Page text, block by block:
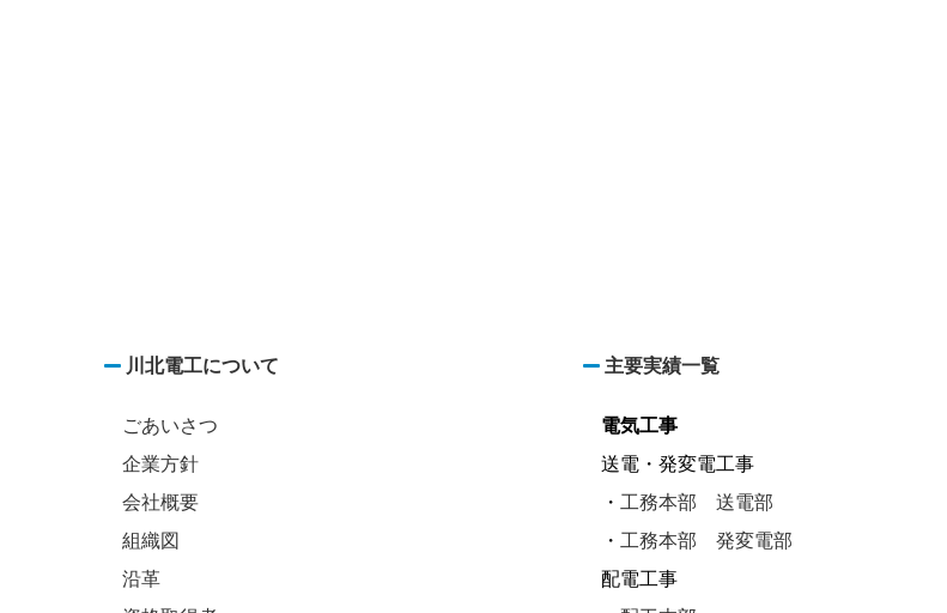
川北電工について
ごあいさつ
企業方針
会社概要
組織図
沿革
主要実績一覧
電気工事
送電・発変電工事
・ 工務本部 送電部
・ 工務本部 発変電部
配電工事